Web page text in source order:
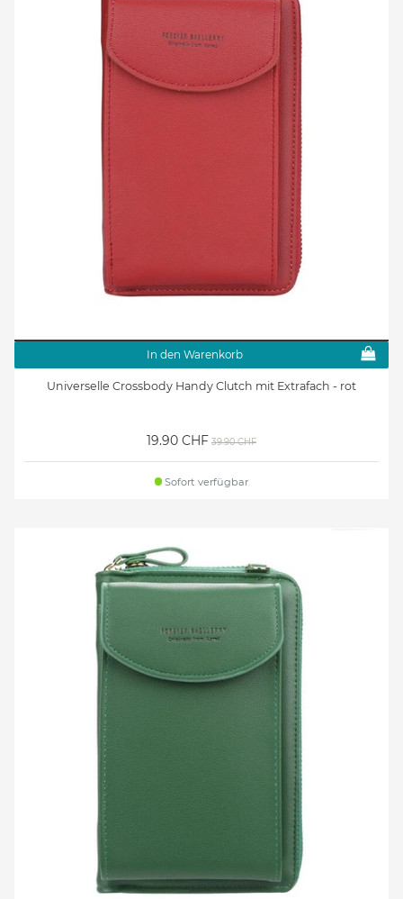
In den Warenkorb
Universelle Crossbody Handy Clutch mit Extrafach - rot
19.90 CHF 39.90 CHF
Sofort verfügbar